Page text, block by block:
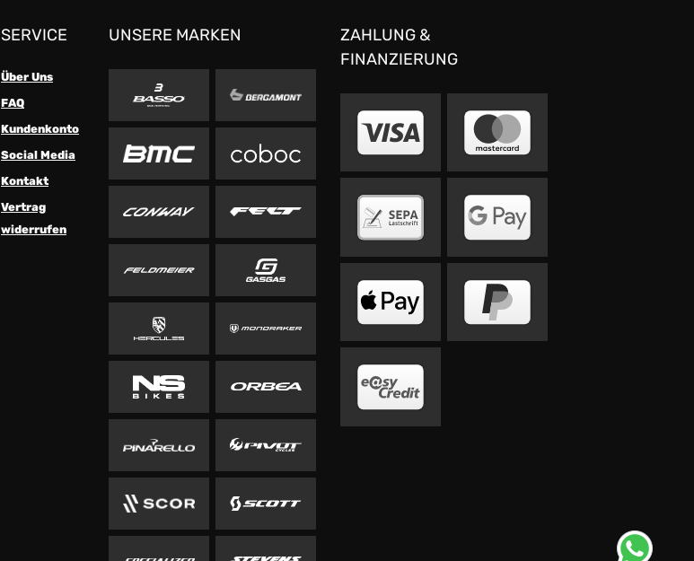
SERVICE
Über Uns
FAQ
Kundenkonto
Social Media
Kontakt
Vertrag
widerrufen
UNSERE MARKEN
ZAHLUNG &
FINANZIERUNG